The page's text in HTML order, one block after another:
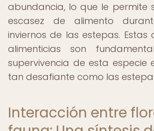
abundancia, lo que le permite
escasez de alimento
inviernos de las estepas.
alimenticias son
supervivencia de esta especie
tan desafiante como las
Interacción entre